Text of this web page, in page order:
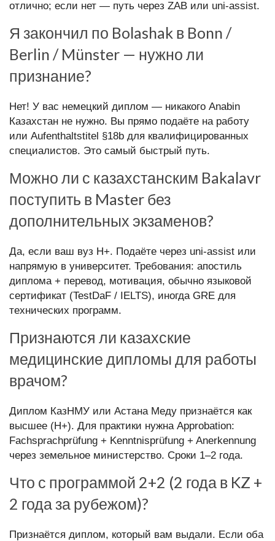
отлично; если нет — путь через ZAB или uni-assist.
Я закончил по Bolashak в Bonn /
Berlin / Münster — нужно ли
признание?
Нет! У вас немецкий диплом — никакого Anabin
Казахстан не нужно. Вы прямо подаёте на работу
или Aufenthaltstitel §18b для квалифицированных
специалистов. Это самый быстрый путь.
Можно ли с казахстанским Bakalavr
поступить в Master без
дополнительных экзаменов?
Да, если ваш вуз H+. Подаёте через uni-assist или
напрямую в университет. Требования: апостиль
диплома + перевод, мотивация, обычно языковой
сертификат (TestDaF / IELTS), иногда GRE для
технических программ.
Признаются ли казахские
медицинские дипломы для работы
врачом?
Диплом КазНМУ или Астана Меду признаётся как
высшее (H+). Для практики нужна Approbation:
Fachsprachprüfung + Kenntnisprüfung + Anerkennung
через земельное министерство. Сроки 1–2 года.
Что с программой 2+2 (2 года в KZ +
2 года за рубежом)?
Признаётся диплом, который вам выдали. Если оба